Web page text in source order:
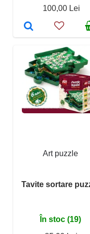
100,00 Lei
Art puzzle
Tavite sortare
În stoc (19)